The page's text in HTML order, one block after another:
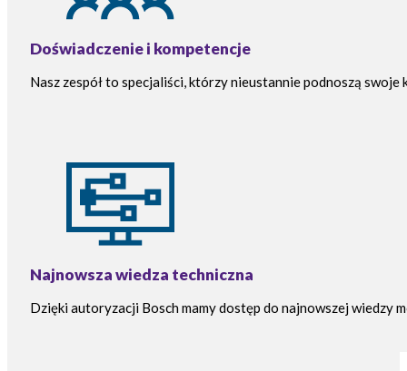
Doświadczenie i kompetencje
Nasz zespół to specjaliści, którzy nieustannie podnoszą
Najnowsza wiedza techniczna
Dzięki autoryzacji Bosch mamy dostęp do najnowszej wiedzy